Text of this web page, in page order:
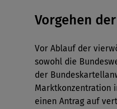
Vorgehen
Vor Ablauf der
sowohl die
der
Marktkonzentration
einen Antrag auf